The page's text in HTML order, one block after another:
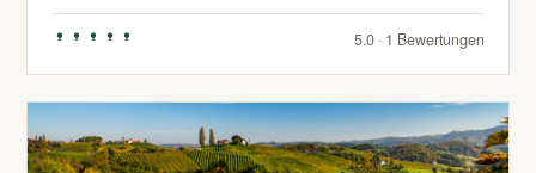
5.0 · 1 Bewertungen